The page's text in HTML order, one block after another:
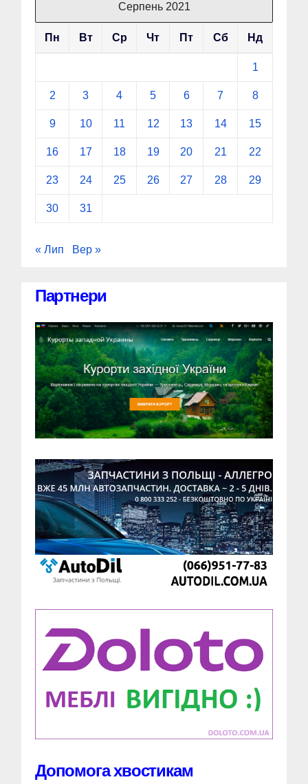
Серпень 2021
Пн Вт Ср Чт Пт Сб Нд
1
2 3 4 5 6 7 8
9 10 11 12 13 14 15
16 17 18 19 20 21 22
23 24 25 26 27 28 29
30 31
« Лип Вер »
Партнери
Допомога хвостикам